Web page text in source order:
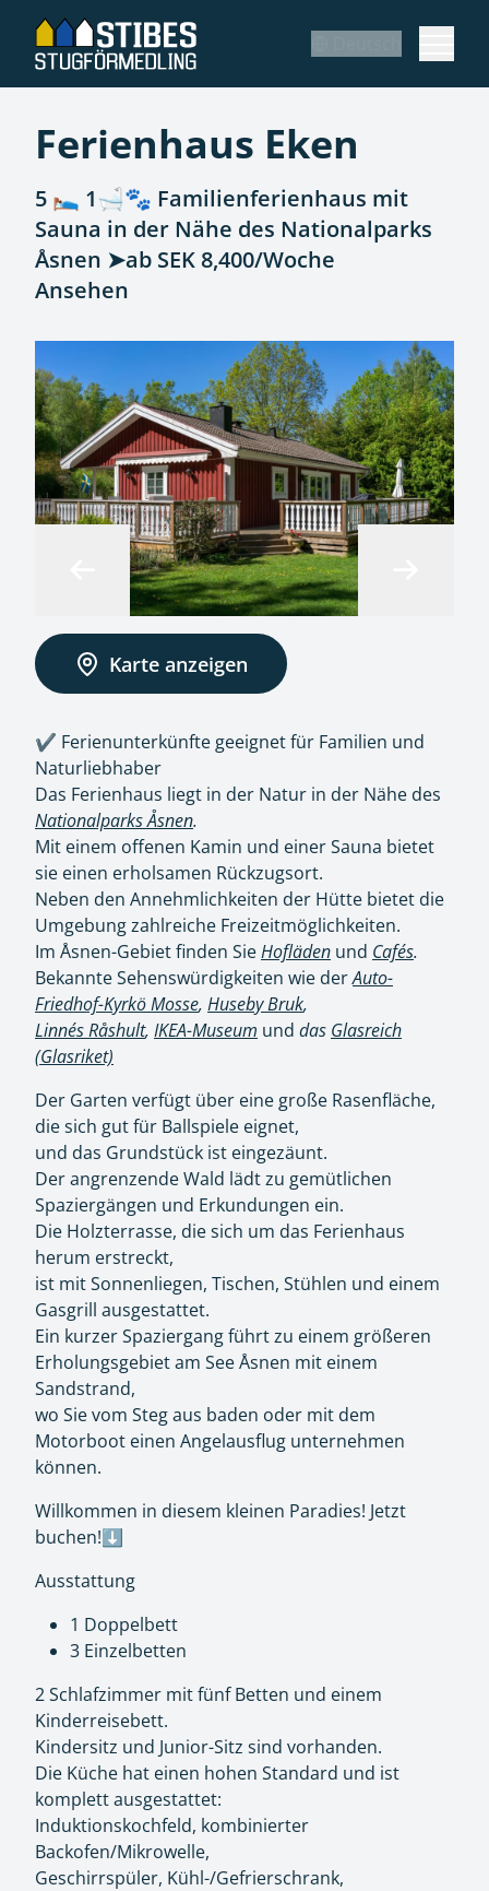
Ferienhaus Eken
5 🛌 1🛁🐾 Familienferienhaus mit
Sauna in der Nähe des Nationalparks
Åsnen ➤ab SEK 8,400/Woche
Ansehen
Karte anzeigen
✔️ Ferienunterkünfte geeignet für Familien und
Naturliebhaber
Das Ferienhaus liegt in der Natur in der Nähe des
Nationalparks Åsnen.
Mit einem offenen Kamin und einer Sauna bietet
sie einen erholsamen Rückzugsort.
Neben den Annehmlichkeiten der Hütte bietet die
Umgebung zahlreiche Freizeitmöglichkeiten.
Im Åsnen-Gebiet finden SieHofläden und Cafés.
Bekannte Sehenswürdigkeiten wie derAuto-
Friedhof-Kyrkö Mosse, Huseby Bruk,
Linnés Råshult, IKEA-Museum und das Glasreich
(Glasriket)
Der Garten verfügt über eine große Rasenfläche,
die sich gut für Ballspiele eignet,
und das Grundstück ist eingezäunt.
Der angrenzende Wald lädt zu gemütlichen
Spaziergängen und Erkundungen ein.
Die Holzterrasse, die sich um das Ferienhaus
herum erstreckt,
ist mit Sonnenliegen, Tischen, Stühlen und einem
Gasgrill ausgestattet.
Ein kurzer Spaziergang führt zu einem größeren
Erholungsgebiet am See Åsnen mit einem
Sandstrand,
wo Sie vom Steg aus baden oder mit dem
Motorboot einen Angelausflug unternehmen
können.
Willkommen in diesem kleinen Paradies! Jetzt
buchen!⬇️
Ausstattung
1 Doppelbett
3 Einzelbetten
2 Schlafzimmer mit fünf Betten und einem
Kinderreisebett.
Kindersitz und Junior-Sitz sind vorhanden.
Die Küche hat einen hohen Standard und ist
komplett ausgestattet:
Induktionskochfeld, kombinierter
Backofen/Mikrowelle,
Geschirrspüler, Kühl-/Gefrierschrank,